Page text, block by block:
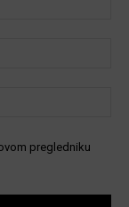
pregledniku